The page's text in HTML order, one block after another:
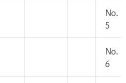
No.
5
No.
6